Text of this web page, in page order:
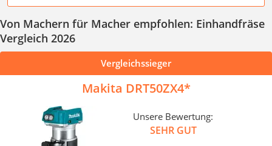
Von Machern für Macher empfohlen: Einhandfräse
Vergleich 2026
Vergleichssieger
Makita DRT50ZX4
Unsere Bewertung:
SEHR GUT